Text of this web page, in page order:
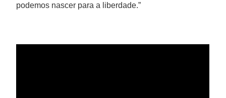
podemos nascer para a liberdade.”